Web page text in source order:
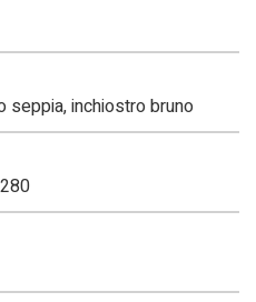
seppia, inchiostro bruno